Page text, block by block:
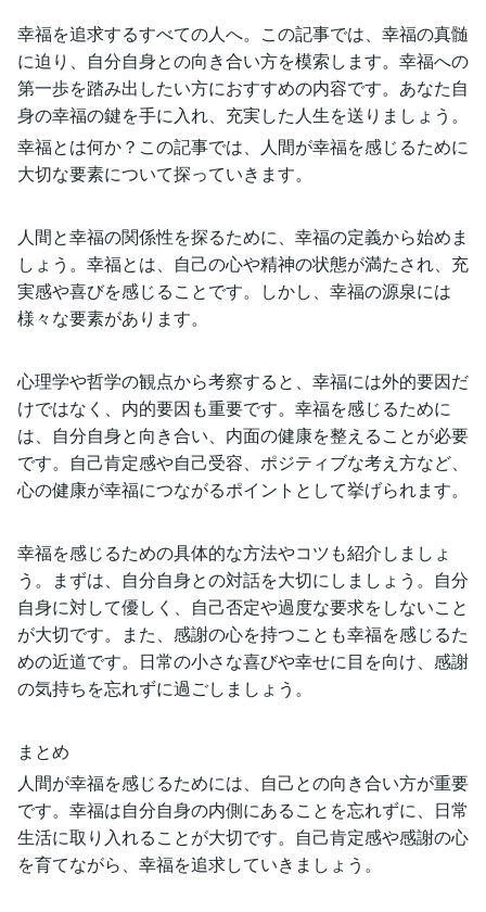
幸福を追求するすべての人へ。この記事では、幸福の真髄
に迫り、自分自身との向き合い方を模索します。幸福への
第一歩を踏み出したい方におすすめの内容です。あなた自
身の幸福の鍵を手に入れ、充実した人生を送りましょう。
幸福とは何か？この記事では、人間が幸福を感じるために
大切な要素について探っていきます。
人間と幸福の関係性を探るために、幸福の定義から始めま
しょう。幸福とは、自己の心や精神の状態が満たされ、充
実感や喜びを感じることです。しかし、幸福の源泉には
様々な要素があります。
心理学や哲学の観点から考察すると、幸福には外的要因だ
けではなく、内的要因も重要です。幸福を感じるために
は、自分自身と向き合い、内面の健康を整えることが必要
です。自己肯定感や自己受容、ポジティブな考え方など、
心の健康が幸福につながるポイントとして挙げられます。
幸福を感じるための具体的な方法やコツも紹介しましょ
う。まずは、自分自身との対話を大切にしましょう。自分
自身に対して優しく、自己否定や過度な要求をしないこと
が大切です。また、感謝の心を持つことも幸福を感じるた
めの近道です。日常の小さな喜びや幸せに目を向け、感謝
の気持ちを忘れずに過ごしましょう。
まとめ
人間が幸福を感じるためには、自己との向き合い方が重要
です。幸福は自分自身の内側にあることを忘れずに、日常
生活に取り入れることが大切です。自己肯定感や感謝の心
を育てながら、幸福を追求していきましょう。